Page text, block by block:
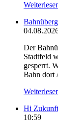
Der
Stadtfeld
gesperrt.
Bahn dort
Hi
10:59